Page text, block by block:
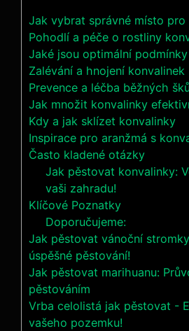
Jak vybrat správné místo pro
Pohodlí a péče o rostliny
Jaké jsou optimální
Zalévání a hnojení konvalinek
Prevence a léčba běžných
Jak množit konvalinky
Kdy a jak sklízet konvalinky
Inspirace pro aranžmá s
Často kladené otázky
Jak pěstovat konvalinky:
vaši zahradu!
Klíčové Poznatky
Doporučujeme:
Jak pěstovat vánoční
úspěšné pěstování!
Jak pěstovat marihuanu:
pěstováním
Vrba celolistá jak pěstovat -
vašeho pozemku!